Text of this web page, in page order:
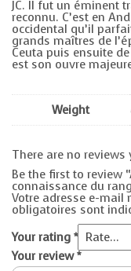
JC. Il fut un éminent
reconnu. C’est en
occidental qu’il
grands maîtres de
Ceuta puis ensuite
est son ouvre
Weight
There are no reviews
Be the first to review
connaissance du
Votre adresse e-mail
obligatoires sont
Your rating *
Your review*